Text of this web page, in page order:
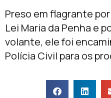
Preso em flagrante
Lei Maria da Penha e
volante, ele foi
Polícia Civil para os